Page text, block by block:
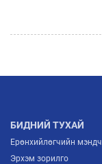
БИДНИЙ ТУХАЙ
Ерөнхийлөгчийн
Эрхэм зорилго